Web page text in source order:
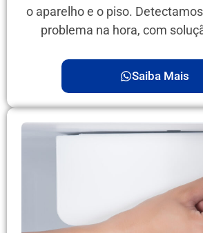
o aparelho e o piso.
problema na hora, com
Saiba Mais